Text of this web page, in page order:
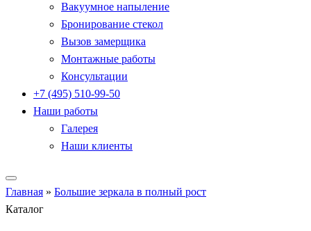
Вакуумное напыление
Бронирование стекол
Вызов замерщика
Монтажные работы
Консультации
+7 (495) 510-99-50
Наши работы
Галерея
Наши клиенты
Главная » Большие зеркала в полный рост
Каталог